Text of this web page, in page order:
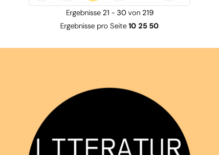
Ergebnisse 21 - 30von 219
Ergebnisse pro Seite 10 25 50